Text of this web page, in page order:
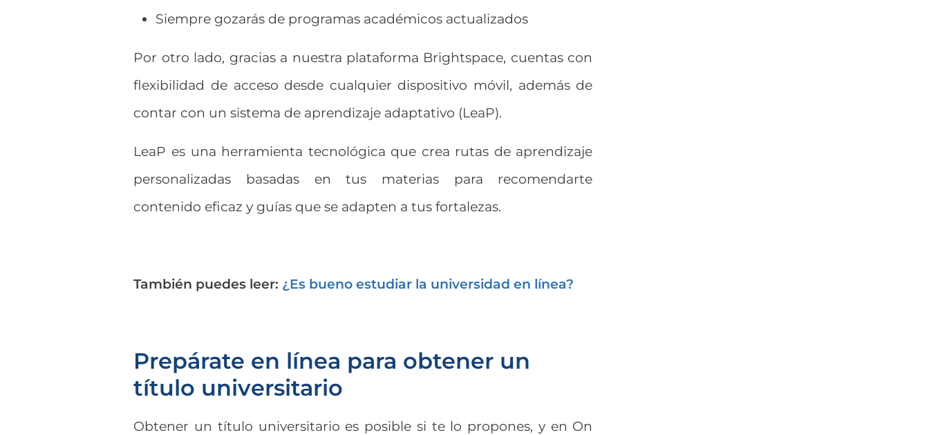
Siempre gozarás de programas académicos actualizados
Por otro lado, gracias a nuestra plataforma Brightspace, cuentas con
flexibilidad de acceso desde cualquier dispositivo móvil, además de
contar con un sistema de aprendizaje adaptativo (LeaP).
LeaP es una herramienta tecnológica que crea rutas de aprendizaje
personalizadas basadas en tus materias para recomendarte
contenido eficaz y guías que se adapten a tus fortalezas.
También puedes leer: ¿Es bueno estudiar la universidad en línea?
Prepárate en línea para obtener un
título universitario
Obtener un título universitario es posible si te lo propones, y en On